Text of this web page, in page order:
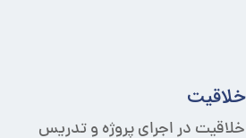
خلاقیت
خلاقیت در اجرای پروژه و تدریس